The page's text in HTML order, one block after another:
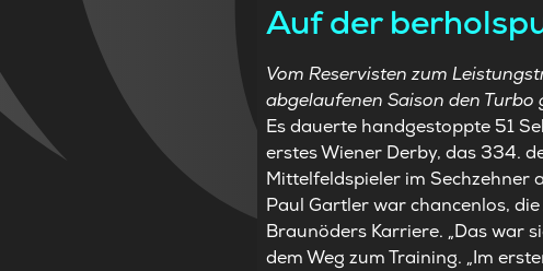
Auf der
Vom Reservisten zum
abgelaufenen Saison den Turbo
Es dauerte handgestoppte 51
erstes Wiener Derby, das 334.
Mittelfeldspieler im Sechzehner
Paul Gartler war chancenlos,
Braunöders Karriere. „Das war
dem Weg zum Training. „Im